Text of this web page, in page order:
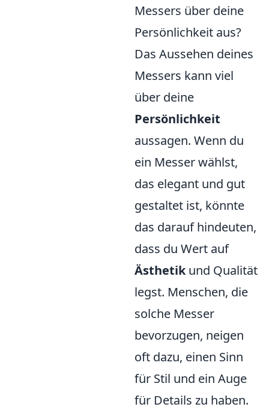
Messers über deine
Persönlichkeit aus?
Das Aussehen deines
Messers kann viel
über deine
Persönlichkeit
aussagen. Wenn du
ein Messer wählst,
das elegant und gut
gestaltet ist, könnte
das darauf hindeuten,
dass du Wert auf
Ästhetikund Qualität
legst. Menschen, die
solche Messer
bevorzugen, neigen
oft dazu, einen Sinn
für Stil und ein Auge
für Details zu haben.